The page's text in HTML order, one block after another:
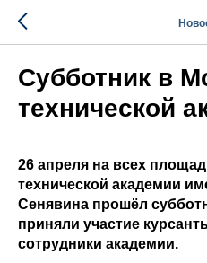
Cубботник в
технической
26 апреля на всех
технической академии
Сенявина прошёл
приняли участие
сотрудники академии.